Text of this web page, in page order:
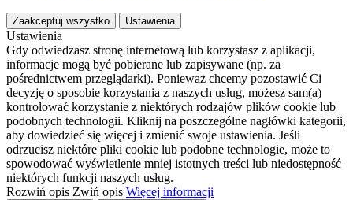
Zaakceptuj wszystko Ustawienia
Ustawienia
Gdy odwiedzasz stronę internetową lub korzystasz z aplikacji,
informacje mogą być pobierane lub zapisywane (np. za
pośrednictwem przeglądarki). Ponieważ chcemy pozostawić Ci
decyzję o sposobie korzystania z naszych usług, możesz sam(a)
kontrolować korzystanie z niektórych rodzajów plików cookie lub
podobnych technologii. Kliknij na poszczególne nagłówki kategorii,
aby dowiedzieć się więcej i zmienić swoje ustawienia. Jeśli
odrzucisz niektóre pliki cookie lub podobne technologie, może to
spowodować wyświetlenie mniej istotnych treści lub niedostępność
niektórych funkcji naszych usług.
Rozwiń opis Zwiń opis Więcej informacji